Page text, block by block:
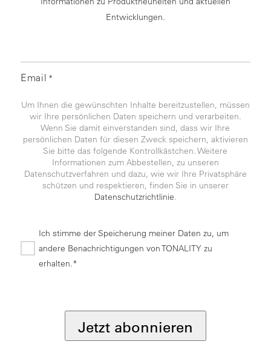
Entwicklungen.
Email *
Um Ihnen die gewünschten Inhalte bereitzustellen, müssen
wir Ihre persönlichen Daten speichern und verarbeiten.
Wenn Sie damit einverstanden sind, dass wir Ihre
persönlichen Daten für diesen Zweck speichern, aktivieren
Sie bitte das folgende Kontrollkästchen. Weitere
Informationen zum Abbestellen, zu unseren
Datenschutzverfahren und dazu, wie wir Ihre Privatsphäre
schützen und respektieren, finden Sie in unserer
Datenschutzrichtlinie.
Ich stimme der Speicherung meiner Daten zu, um
andere Benachrichtigungen von TONALITY zu
erhalten.*
Jetzt abonnieren